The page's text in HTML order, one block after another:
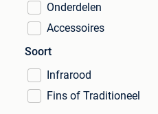
Onderdelen
Accessoires
Soort
Infrarood
Fins of Traditioneel